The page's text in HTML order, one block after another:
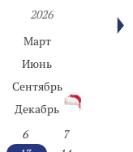
2026
Март
Июнь
Сентябрь
Декабрь
6
7